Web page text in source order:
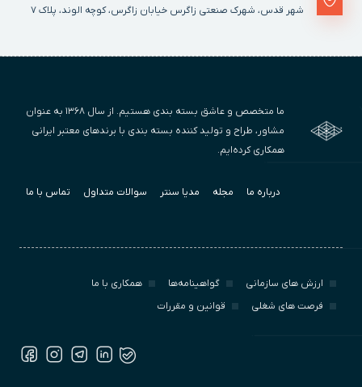
شهر قدس، شهرک صنعتی زاگرس خیابان زاگرس، کوچه الوند، پلاک ٧
ما متخصص و عاشق بسته بندی هستیم. از سال ۱۳۶۸ به عنوان
مشاور، طراح و تولید کننده بسته بندی با برندهای معتبر ایرانی
همکاری کرده‌ایم.
درباره ما مجله مدیا سنتر سوالات متداول تماس با ما
ارزش‌ های سازمانی گواهینامه‌ها
همکاری با ما
فرصت های شغلی
قوانین و مقررات